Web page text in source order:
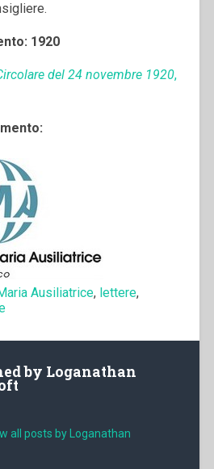
1920
del 24 novembre 1920,
Ausiliatrice, lettere,
by Loganathan
all posts by Loganathan